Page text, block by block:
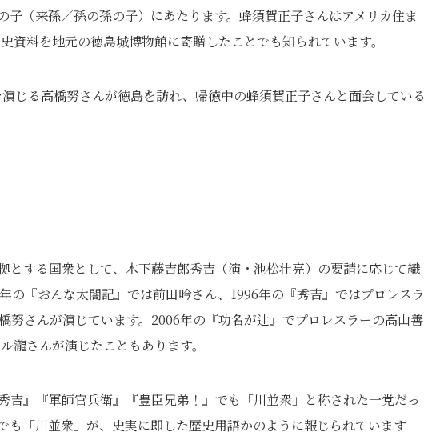
子（来孫／孫の孫の子）にあたります。蜂須賀正子さんはアメリカ住ま
資料を地元の徳島城博物館に寄贈したことでも知られています。
じる高橋努さんが徳島を訪れ、帰徳中の蜂須賀正子さんと面会している
とする国衆として、木下藤吉郎秀吉（演・池松壮亮）の要請に応じて織
の『おんな太閤記』では前田吟さん、1996年の『秀吉』ではプロレスラ
努さんが演じています。2006年の『功名が辻』でプロレスラーの高山善
瀧さんが演じたこともあります。
吉』『軍師官兵衛』『豊臣兄弟！』でも「川並衆」と称された一党だっ
も「川並衆」が、史実に即した歴史用語かのように報じられています